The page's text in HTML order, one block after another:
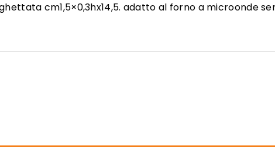
cm1,5×0,3hx14,5. adatto al forno a microonde